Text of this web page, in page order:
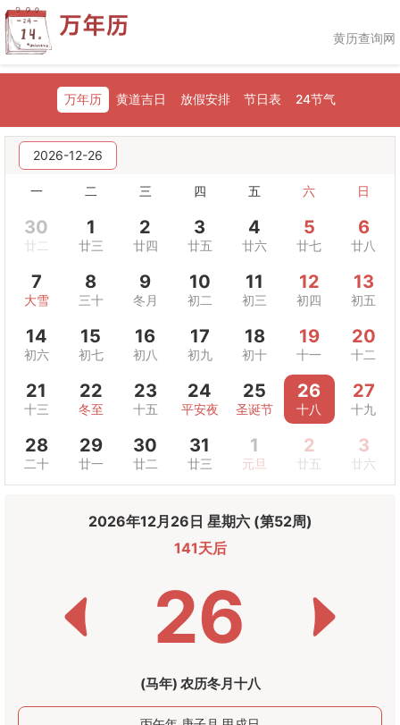
黄历查询网
万年历 黄道吉日 放假安排 节日表 24节气
2026-12-26
一 二 三 四 五 六 日
30 1
廿三
2
廿四
3
廿五
4
廿六
5
廿七
6
廿八
7
大雪
8
三十
9
冬月
10
初二
11
初三
12
初四
13
初五
14
初六
15
初七
16
初八
17
初九
18
初十
19
十一
20
十二
21
十三
22
冬至
23
十五
24
平安夜
25
圣诞节
26
十八
27
十九
28
二十
29
廿一
30
廿二
31
廿三
1
元旦
2
廿五
3
廿六
2026年12月26日 星期六 (第52周)
141天后
26
(马年) 农历冬月十八